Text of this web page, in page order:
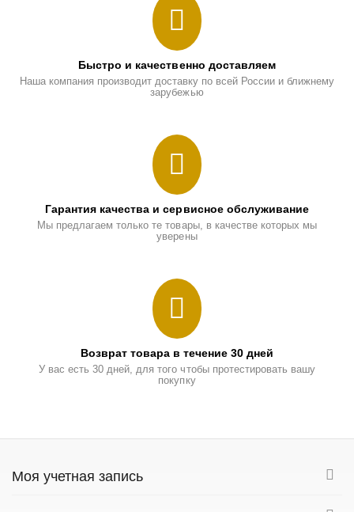
Быстро и качественно доставляем
Наша компания производит доставку по всей России и ближнему
зарубежью
Гарантия качества и сервисное обслуживание
Мы предлагаем только те товары, в качестве которых мы
уверены
Возврат товара в течение 30 дней
У вас есть 30 дней, для того чтобы протестировать вашу
покупку
Моя учетная запись